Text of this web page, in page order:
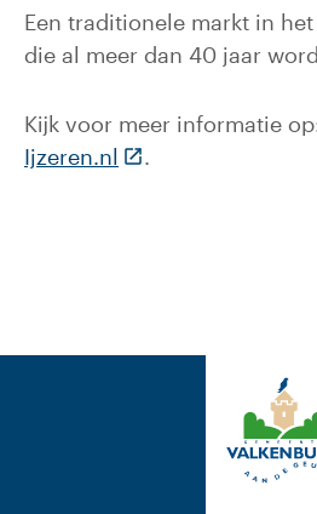
Een traditionele markt in
die al meer dan 40 jaar
Kijk voor meer informatie
Ijzeren.nl (Deze link gaat
.